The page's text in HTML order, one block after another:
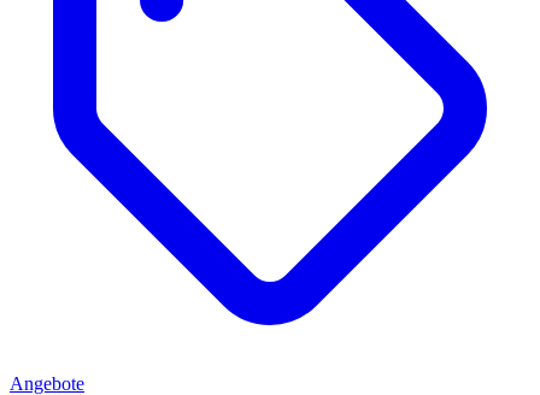
Angebote